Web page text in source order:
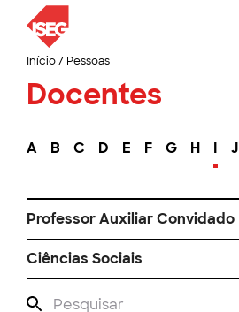
Início/ Pessoas
Docentes
A B C D E F G H I J
Professor Auxiliar Convidado
Ciências Sociais